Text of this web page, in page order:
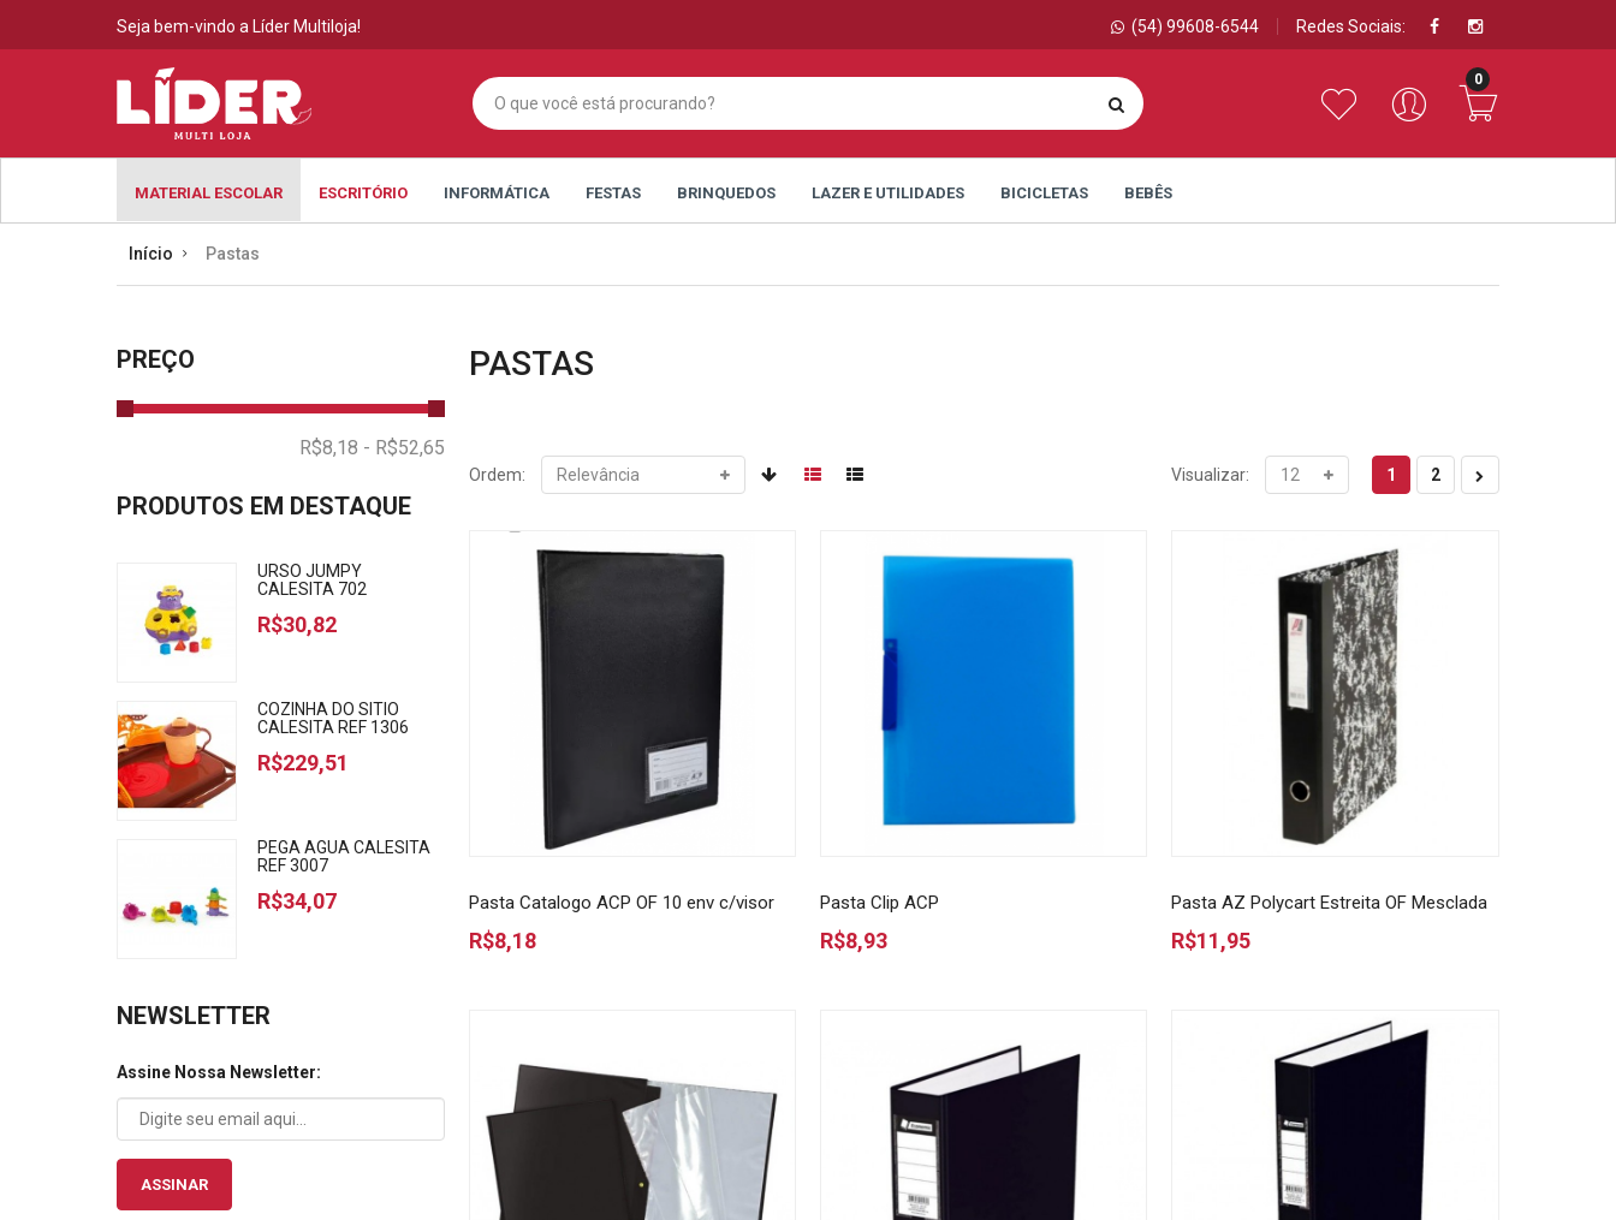
Seja bem-vindo a Líder Multiloja! Redes Sociais:
(54) 99608-6544
0
MATERIAL ESCOLAR ESCRITÓRIO INFORMÁTICA FESTAS BRINQUEDOS LAZER E UTILIDADES BICICLETAS BEBÊS
Início Pastas
PREÇO
PRODUTOS EM DESTAQUE
URSO JUMPY
CALESITA 702
R$30,82
COZINHA DO SITIO
CALESITA REF 1306
R$229,51
PEGA AGUA CALESITA
REF 3007
R$34,07
NEWSLETTER
Assine Nossa Newsletter:
ASSINAR
PASTAS
Ordem: Visualizar: 1 2
Pasta Catalogo ACP OF 10 env c/visor
R$8,18
Pasta Clip ACP
R$8,93
Pasta AZ Polycart Estreita OF Mesclada
R$11,95